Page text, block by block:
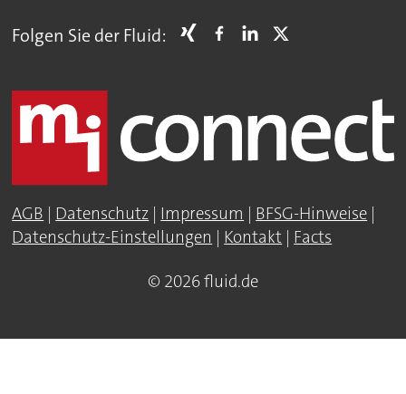
Folgen Sie der Fluid:
AGB | Datenschutz | Impressum | BFSG-Hinweise |
Datenschutz-Einstellungen | Kontakt | Facts
© 2026 fluid.de